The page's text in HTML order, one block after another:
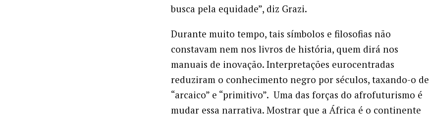
busca pela equidade”, diz Grazi.
Durante muito tempo, tais símbolos e filosofias não
constavam nem nos livros de história, quem dirá nos
manuais de inovação. Interpretações eurocentradas
reduziram o conhecimento negro por séculos, taxando-o de
“arcaico” e “primitivo”. Uma das forças do afrofuturismo é
mudar essa narrativa. Mostrar que a África é o continente